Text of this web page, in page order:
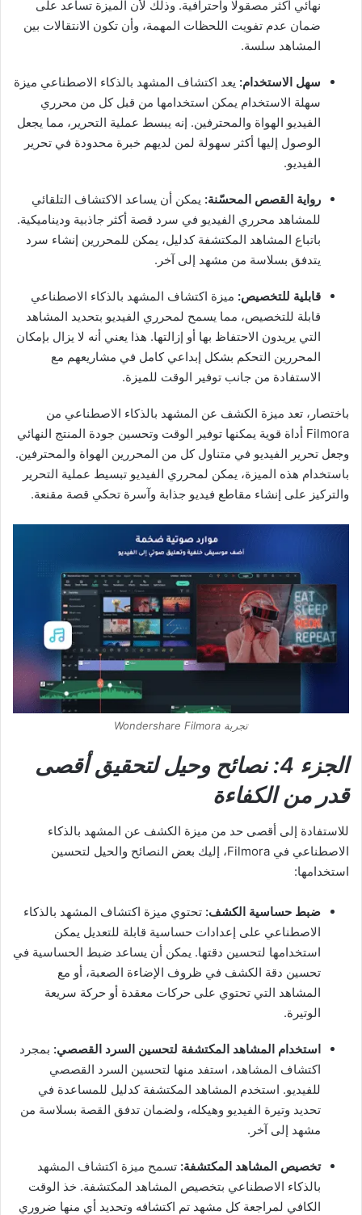
نهائي أكثر مصقولًا واحترافية. وذلك لأن الميزة تساعد على
ضمان عدم تفويت اللحظات المهمة، وأن تكون الانتقالات بين
المشاهد سلسة.
سهل الاستخدام: يعد اكتشاف المشهد بالذكاء الاصطناعي ميزة
سهلة الاستخدام يمكن استخدامها من قبل كل من محرري
الفيديو الهواة والمحترفين. إنه يبسط عملية التحرير، مما يجعل
الوصول إليها أكثر سهولة لمن لديهم خبرة محدودة في تحرير
الفيديو.
رواية القصص المحسّنة: يمكن أن يساعد الاكتشاف التلقائي
للمشاهد محرري الفيديو في سرد قصة أكثر جاذبية وديناميكية.
باتباع المشاهد المكتشفة كدليل، يمكن للمحررين إنشاء سرد
يتدفق بسلاسة من مشهد إلى آخر.
قابلية للتخصيص: ميزة اكتشاف المشهد بالذكاء الاصطناعي
قابلة للتخصيص، مما يسمح لمحرري الفيديو بتحديد المشاهد
التي يريدون الاحتفاظ بها أو إزالتها. هذا يعني أنه لا يزال بإمكان
المحررين التحكم بشكل إبداعي كامل في مشاريعهم مع
الاستفادة من جانب توفير الوقت للميزة.
باختصار، تعد ميزة الكشف عن المشهد بالذكاء الاصطناعي من
Filmora أداة قوية يمكنها توفير الوقت وتحسين جودة المنتج النهائي
وجعل تحرير الفيديو في متناول كل من المحررين الهواة والمحترفين.
باستخدام هذه الميزة، يمكن لمحرري الفيديو تبسيط عملية التحرير
والتركيز على إنشاء مقاطع فيديو جذابة وآسرة تحكي قصة مقنعة.
تجربة Wondershare Filmora
الجزء 4:
نصائح وحيل لتحقيق أقصى
قدر من الكفاءة
للاستفادة إلى أقصى حد من ميزة الكشف عن المشهد بالذكاء
الاصطناعي في Filmora، إليك بعض النصائح والحيل لتحسين
استخدامها:
ضبط حساسية الكشف: تحتوي ميزة اكتشاف المشهد بالذكاء
الاصطناعي على إعدادات حساسية قابلة للتعديل يمكن
استخدامها لتحسين دقتها. يمكن أن يساعد ضبط الحساسية في
تحسين دقة الكشف في ظروف الإضاءة الصعبة، أو مع
المشاهد التي تحتوي على حركات معقدة أو حركة سريعة
الوتيرة.
استخدام المشاهد المكتشفة لتحسين السرد القصصي: بمجرد
اكتشاف المشاهد، استفد منها لتحسين السرد القصصي
للفيديو. استخدم المشاهد المكتشفة كدليل للمساعدة في
تحديد وتيرة الفيديو وهيكله، ولضمان تدفق القصة بسلاسة من
مشهد إلى آخر.
تخصيص المشاهد المكتشفة: تسمح ميزة اكتشاف المشهد
بالذكاء الاصطناعي بتخصيص المشاهد المكتشفة. خذ الوقت
الكافي لمراجعة كل مشهد تم اكتشافه وتحديد أي منها ضروري